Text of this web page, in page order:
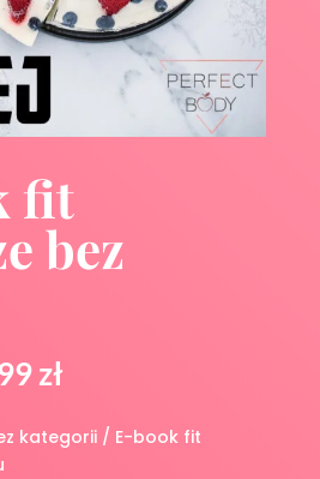
fit
bez
zł.
złAktualna
wynosi:
49,99 zł.
kategorii/ E-book fit